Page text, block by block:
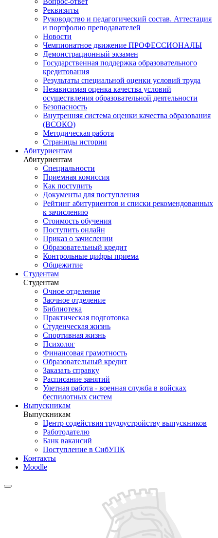
Реквизиты
Руководство и педагогический состав. Аттестация
и портфолио преподавателей
Новости
Чемпионатное движение ПРОФЕССИОНАЛЫ
Демонстрационный экзамен
Государственная поддержка образовательного
кредитования
Результаты специальной оценки условий труда
Независимая оценка качества условий
осуществления образовательной деятельности
Безопасность
Внутренняя система оценки качества образования
(ВСОКО)
Методическая работа
Страницы истории
Абитуриентам
Абитуриентам
Специальности
Приемная комиссия
Как поступить
Документы для поступления
Рейтинг абитуриентов и списки рекомендованных
к зачислению
Стоимость обучения
Поступить онлайн
Приказ о зачислении
Образовательный кредит
Контрольные цифры приема
Общежитие
Студентам
Студентам
Очное отделение
Заочное отделение
Библиотека
Практическая подготовка
Студенческая жизнь
Спортивная жизнь
Психолог
Финансовая грамотность
Образовательный кредит
Заказать справку
Расписание занятий
Улетная работа - военная служба в войсках
беспилотных систем
Выпускникам
Выпускникам
Центр содействия трудоустройству выпускников
Работодателю
Банк вакансий
Поступление в СибУПК
Контакты
Moodle